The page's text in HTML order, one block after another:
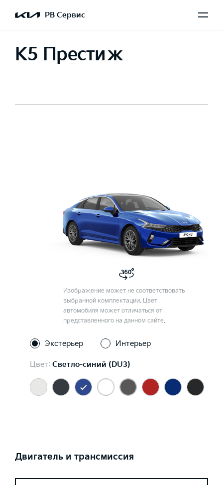
РВ Сервис
K5 Престиж
Изображение может не соответствовать
выбранной комплектации. Цвет
автомобиля может отличаться от
представленного на данном сайте.
Экстерьер Интерьер
Цвет: Светло-синий (DU3)
Двигатель и трансмиссия